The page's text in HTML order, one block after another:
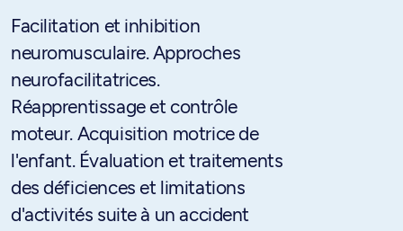
Facilitation et inhibition
neuromusculaire. Approches
neurofacilitatrices.
Réapprentissage et contrôle
moteur. Acquisition motrice de
l'enfant. Évaluation et traitements
des déficiences et limitations
d'activités suite à un accident